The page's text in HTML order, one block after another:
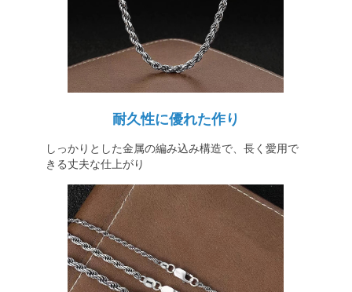
耐久性に優れた作り
しっかりとした金属の編み込み構造で、長く愛用で
きる丈夫な仕上がり